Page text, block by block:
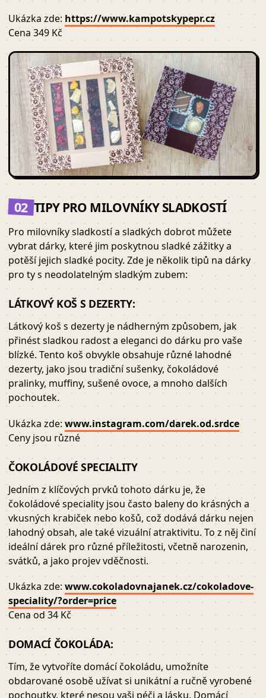
Ukázka zde: https://www.kampotskypepr.cz
Cena 349 Kč
02 TIPY PRO MILOVNÍKY SLADKOSTÍ
Pro milovníky sladkostí a sladkých dobrot můžete
vybrat dárky, které jim poskytnou sladké zážitky a
potěší jejich sladké pocity. Zde je několik tipů na dárky
pro ty s neodolatelným sladkým zubem:
LÁTKOVÝ KOŠ S DEZERTY:
Látkový koš s dezerty je nádherným způsobem, jak
přinést sladkou radost a eleganci do dárku pro vaše
blízké. Tento koš obvykle obsahuje různé lahodné
dezerty, jako jsou tradiční sušenky, čokoládové
pralinky, muffiny, sušené ovoce, a mnoho dalších
pochoutek.
Ukázka zde: www.instagram.com/darek.od.srdce
Ceny jsou různé
ČOKOLÁDOVÉ SPECIALITY
Jedním z klíčových prvků tohoto dárku je, že
čokoládové speciality jsou často baleny do krásných a
vkusných krabiček nebo košů, což dodává dárku nejen
lahodný obsah, ale také vizuální atraktivitu. To z něj činí
ideální dárek pro různé příležitosti, včetně narozenin,
svátků, a jako projev vděčnosti.
Ukázka zde: www.cokoladovnajanek.cz/cokoladove-
speciality/?order=price
Cena od 34 Kč
DOMACÍ ČOKOLÁDA:
Tím, že vytvoříte domácí čokoládu, umožníte
obdarované osobě užívat si unikátní a ručně vyrobené
pochoutky, které nesou vaši péči a lásku. Domácí